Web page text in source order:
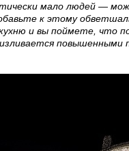
мало людей —
к этому
и вы поймете, что
повышенными